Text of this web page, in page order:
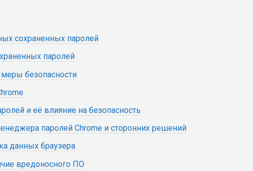
сохраненных паролей
паролей
безопасности
и её влияние на безопасность
паролей Chrome и сторонних решений
данных браузера
вредоносного ПО